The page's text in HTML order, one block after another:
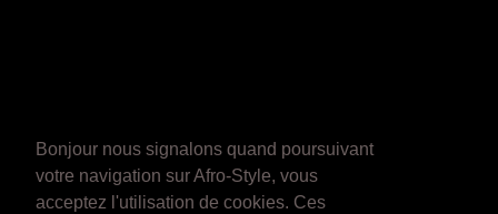
Bonjour nous signalons quand poursuivant
votre navigation sur Afro-Style, vous
acceptez l'utilisation de cookies. Ces